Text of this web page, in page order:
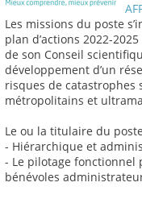
Les missions du poste
plan d’actions 2022-
de son Conseil
développement d’un
risques de catastrophes
métropolitains et
Le ou la titulaire du
- Hiérarchique et
- Le pilotage fonctionnel
bénévoles